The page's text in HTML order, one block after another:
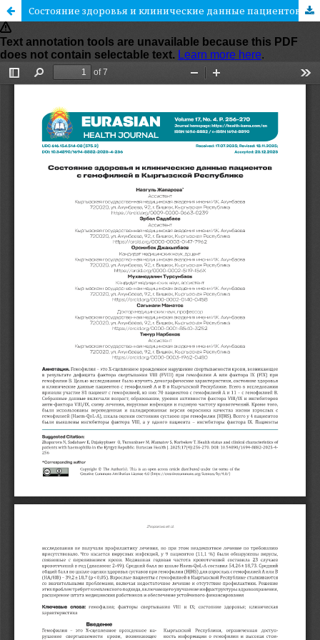
Состояние здоровья и клинические данные пациентов с гемофилией в Кыргызской Республике